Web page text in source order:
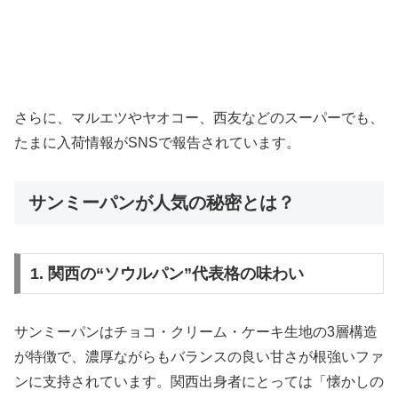
さらに、マルエツやヤオコー、西友などのスーパーでも、
たまに入荷情報がSNSで報告されています。
サンミーパンが人気の秘密とは？
1. 関西の“ソウルパン”代表格の味わい
サンミーパンはチョコ・クリーム・ケーキ生地の3層構造
が特徴で、濃厚ながらもバランスの良い甘さが根強いファ
ンに支持されています。関西出身者にとっては「懐かしの